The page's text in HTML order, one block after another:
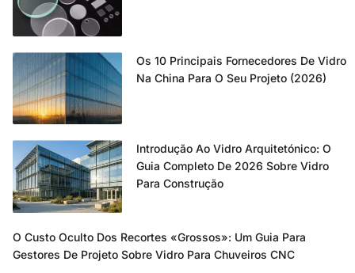
Os 10 Principais Fornecedores De Vidro
Na China Para O Seu Projeto (2026)
Introdução Ao Vidro Arquitetónico: O
Guia Completo De 2026 Sobre Vidro
Para Construção
O Custo Oculto Dos Recortes «grossos»: Um Guia Para
Gestores De Projeto Sobre Vidro Para Chuveiros CNC